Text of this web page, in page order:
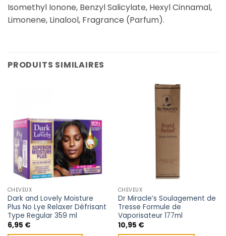
Isomethyl Ionone, Benzyl Salicylate, Hexyl Cinnamal,
Limonene, Linalool, Fragrance (Parfum).
PRODUITS SIMILAIRES
CHEVEUX
Dark and Lovely Moisture
Plus No Lye Relaxer Défrisant
Type Regular 359 ml
6,95 €
CHEVEUX
Dr Miracle’s Soulagement de
Tresse Formule de
Vaporisateur 177ml
10,95 €